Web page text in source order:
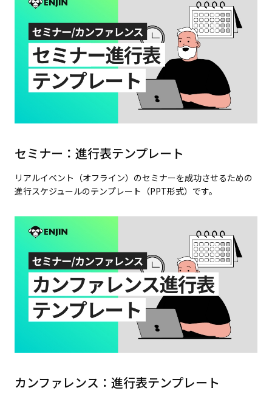
セミナー：進行表テンプレート
リアルイベント（オフライン）のセミナーを成功させるための
進行スケジュールのテンプレート（PPT形式）です。
カンファレンス：進行表テンプレート